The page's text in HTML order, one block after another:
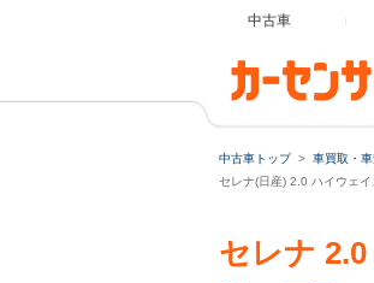
中古車
中古車トップ 車買取・
セレナ(日産) 2.0 ハイウェ
セレナ